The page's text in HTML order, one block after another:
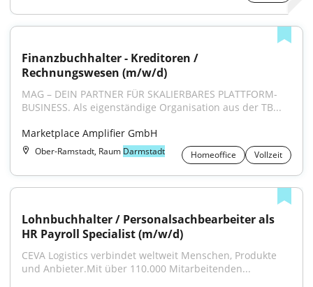
Finanzbuchhalter - Kreditoren /
Rechnungswesen (m/w/d)
MAG – DEIN PARTNER FÜR SKALIERBARES PLATTFORM-
BUSINESS. Als eigenständige Organisation aus der TB...
Marketplace Amplifier GmbH
Ober-Ramstadt, Raum Darmstadt Homeoffice Vollzeit
Lohnbuchhalter / Personalsachbearbeiter als
HR Payroll Specialist (m/w/d)
CEVA Logistics verbindet weltweit Menschen, Produkte
und Anbieter.Mit über 110.000 Mitarbeitenden...